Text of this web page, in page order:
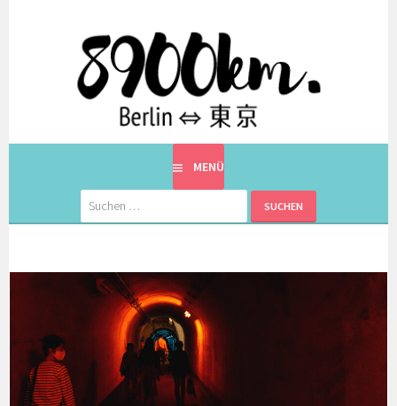
8900KM. BERLIN ⇔ 東京
EINE BERLINERIN IN JAPAN. MIT EINEM JAPANER.
MENÜ
Suchen
nach: